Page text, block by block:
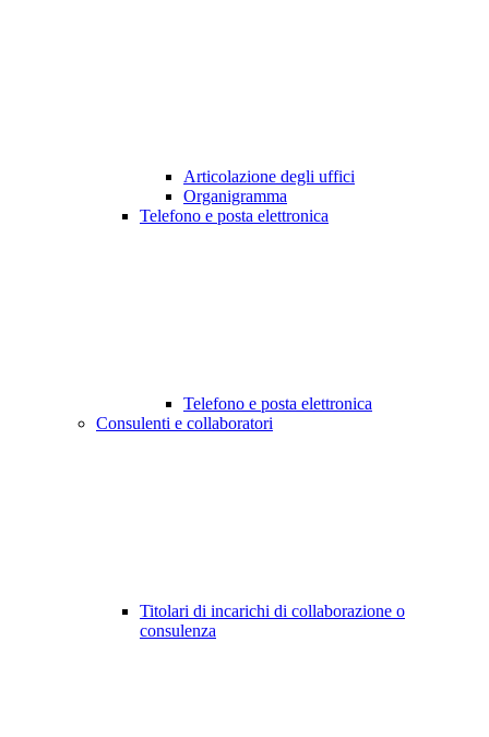
Articolazione degli uffici
Organigramma
Telefono e posta elettronica
Telefono e posta elettronica
Consulenti e collaboratori
Titolari di incarichi di collaborazione o
consulenza